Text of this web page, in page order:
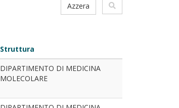
Azzera
Struttura
DIPARTIMENTO DI MEDICINA
MOLECOLARE